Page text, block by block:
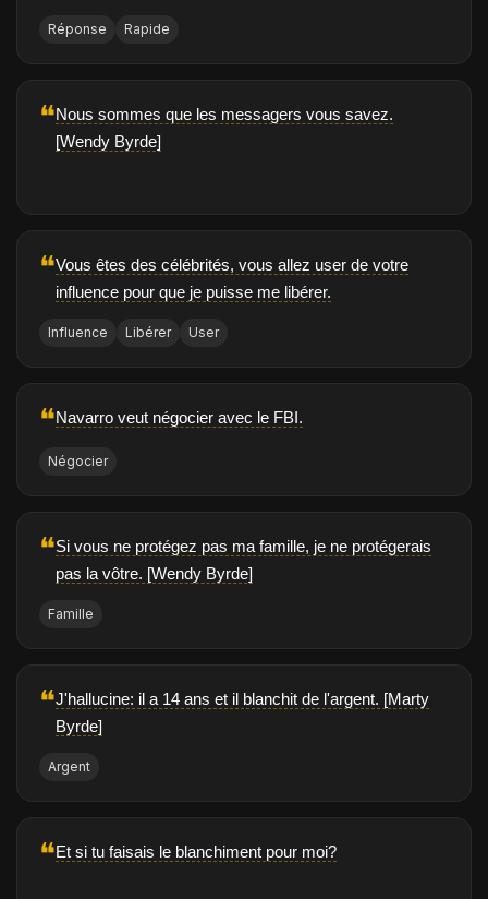
Réponse Rapide
❝Nous sommes que les messagers vous savez.
[Wendy Byrde]
❝Vous êtes des célébrités, vous allez user de votre
influence pour que je puisse me libérer.
Influence Libérer User
❝Navarro veut négocier avec le FBI.
Négocier
❝Si vous ne protégez pas ma famille, je ne protégerais
pas la vôtre. [Wendy Byrde]
Famille
❝J'hallucine: il a 14 ans et il blanchit de l'argent. [Marty
Byrde]
Argent
❝Et si tu faisais le blanchiment pour moi?